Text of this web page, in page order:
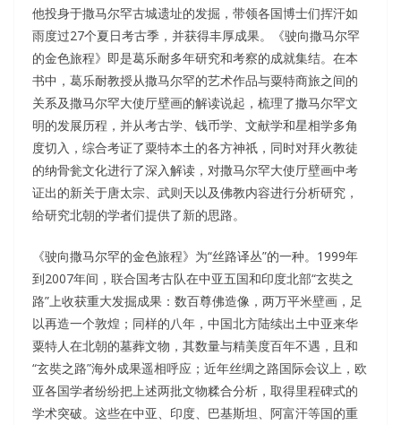
他投身于撒马尔罕古城遗址的发掘，带领各国博士们挥汗如
雨度过27个夏日考古季，并获得丰厚成果。《驶向撒马尔罕
的金色旅程》即是葛乐耐多年研究和考察的成就集结。在本
书中，葛乐耐教授从撒马尔罕的艺术作品与粟特商旅之间的
关系及撒马尔罕大使厅壁画的解读说起，梳理了撒马尔罕文
明的发展历程，并从考古学、钱币学、文献学和星相学多角
度切入，综合考证了粟特本土的各方神祇，同时对拜火教徒
的纳骨瓮文化进行了深入解读，对撒马尔罕大使厅壁画中考
证出的新关于唐太宗、武则天以及佛教内容进行分析研究，
给研究北朝的学者们提供了新的思路。
《驶向撒马尔罕的金色旅程》为“丝路译丛”的一种。1999年
到2007年间，联合国考古队在中亚五国和印度北部“玄奘之
路”上收获重大发掘成果：数百尊佛造像，两万平米壁画，足
以再造一个敦煌；同样的八年，中国北方陆续出土中亚来华
粟特人在北朝的墓葬文物，其数量与精美度百年不遇，且和
“玄奘之路”海外成果遥相呼应；近年丝绸之路国际会议上，欧
亚各国学者纷纷把上述两批文物糅合分析，取得里程碑式的
学术突破。这些在中亚、印度、巴基斯坦、阿富汗等国的重